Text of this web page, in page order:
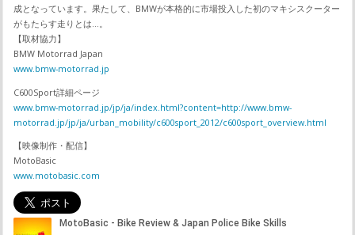
成となっています。果たして、BMWが本格的に市場投入した初のマキシスクーター
がもたらす走りとは…。
【取材協力】
BMW Motorrad Japan
www.bmw-motorrad.jp
C600Sport詳細ページ
www.bmw-motorrad.jp/jp/ja/index.html?content=http://www.bmw-
motorrad.jp/jp/ja/urban_mobility/c600sport_2012/c600sport_overview.html
【映像制作・配信】
MotoBasic
www.motobasic.com